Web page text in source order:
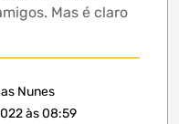
Mas é claro
Nunes
às 08:59